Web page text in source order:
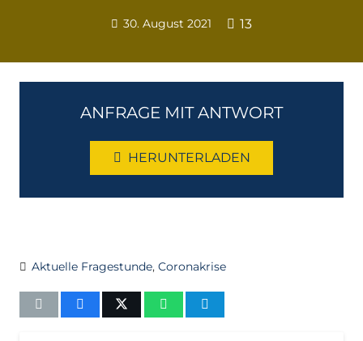
30. August 2021 13
ANFRAGE MIT ANTWORT
HERUNTERLADEN
Aktuelle Fragestunde, Coronakrise